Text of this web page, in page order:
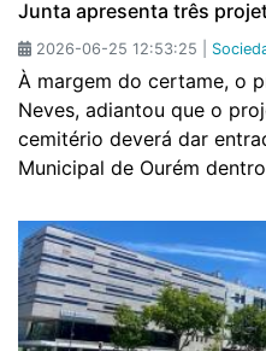
Junta apresenta três
2026-06-25 12:53:25 |
À margem do certame, o
Neves, adiantou que o
cemitério deverá dar
Municipal de Ourém